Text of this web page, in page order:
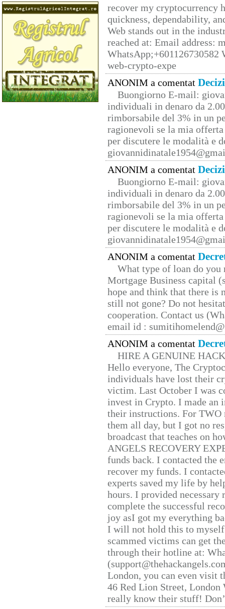
recover my cryptocurrency
quickness, dependability,
Web stands out in the
reached at: Email address:
web-crypto-expe
ANONIM a comentat
Buongiorno E-mail:
individuali in denaro da
rimborsabile del 3% in un
ragionevoli se la mia
per discutere le modalità e
ANONIM a comentat
Buongiorno E-mail:
individuali in denaro da
rimborsabile del 3% in un
ragionevoli se la mia
per discutere le modalità e
ANONIM a comentat
What type of loan do you
Mortgage Business capital
hope and think that there is
still not gone? Do not
cooperation. Contact us
email id :
ANONIM a comentat
HIRE A GENUINE
Hello everyone, The
individuals have lost their
victim. Last October I was
invest in Crypto. I made
their instructions. For TWO
them all day, but I got no
broadcast that teaches on
ANGELS RECOVERY
funds back. I contacted the
recover my funds. I
experts saved my life by
hours. I provided
complete the successful
joy asI got my everything
I will not hold this to
scammed victims can get
through their hotline at:
London, you can even visit
46 Red Lion Street, London
really know their stuff!